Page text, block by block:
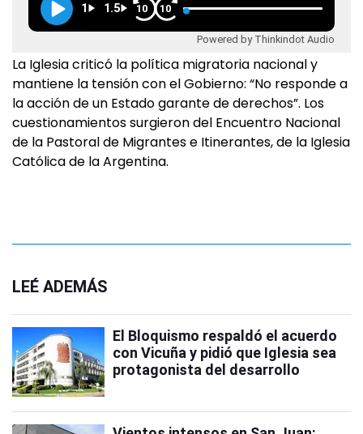
1 1.5 10 10
Powered by Thinkindot Audio
La Iglesia criticó la política migratoria nacional y
mantiene la tensión con el Gobierno: “No responde a
la acción de un Estado garante de derechos”. Los
cuestionamientos surgieron del Encuentro Nacional
de la Pastoral de Migrantes e Itinerantes, de la Iglesia
Católica de la Argentina.
LEÉ ADEMÁS
El Bloquismo respaldó el acuerdo
con Vicuña y pidió que Iglesia sea
protagonista del desarrollo